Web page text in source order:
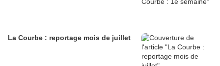
La Courbe : reportage mois de juillet